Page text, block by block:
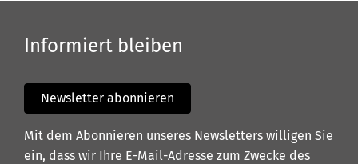
Informiert bleiben
Newsletter abonnieren
Mit dem Abonnieren unseres Newsletters willigen Sie
ein, dass wir Ihre E-Mail-Adresse zum Zwecke des